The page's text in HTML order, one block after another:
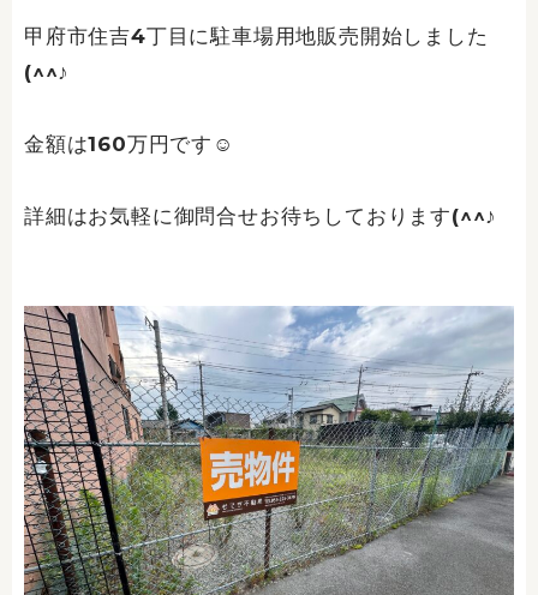
甲府市住吉4丁目に駐車場用地販売開始しました
(^^♪
金額は160万円です☺
詳細はお気軽に御問合せお待ちしております(^^♪